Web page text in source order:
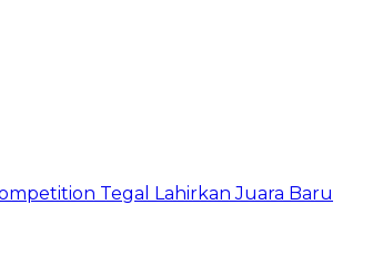
Tegal Lahirkan Juara Baru